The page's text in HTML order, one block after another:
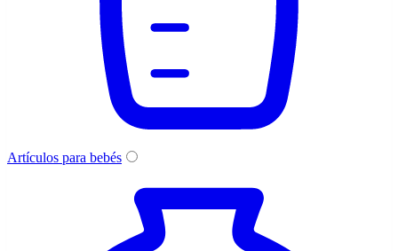
Artículos para bebés